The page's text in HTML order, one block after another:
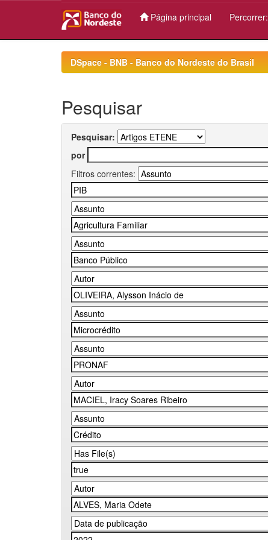
Página principal Percorrer:
DSpace - BNB - Banco do Nordeste do Brasil
Pesquisar
Pesquisar:
por
Filtros correntes: